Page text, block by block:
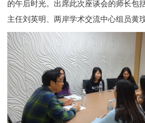
的午后时光。出席此次座谈会的师长包
主任刘英明、两岸学术交流中心组员黄玟